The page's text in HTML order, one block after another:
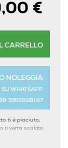
€
CARRELLO
NOLEGGIA
SU WHATSAPP
3355828187
ti è piaciuto,
ti verrà scalato